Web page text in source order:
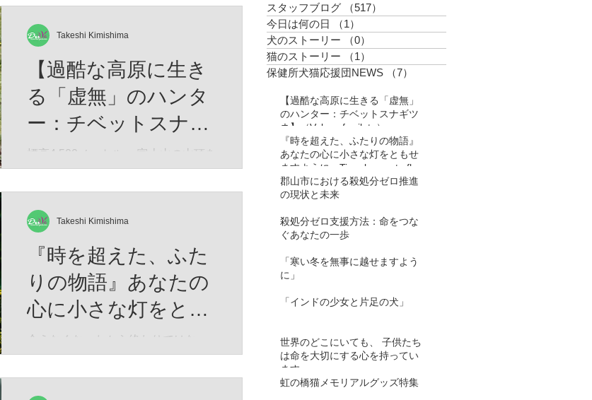
【過酷な高原に生き
る「虚無」のハンタ
ー：チベットスナギ
ツネ】（Vulpes
標高4,500メートル。 富士山の山頂を
遥かに超え、酸素は地表の半分、冬
むかのようなこの極限の地に、世界
かれる捕食者が生息しています。 彼
の名はチベットスナギツネ（Vulpes
ferrilata）。 チベットスナギツネ 人
間の感情をすべて削ぎ落としたかの
ようなその「虚無の眼差し」は、
SNSでユーモラスなミームとして愛
されています。しかし、この唯一無
Takeshi Kimishima
『時を超えた、ふた
りの物語』あなたの
心に小さな灯をとも
せますように。Time
began to flow again
会えなくなったから終わりではな
い。 想い続けた時間もまた、 かけが
Takeshi Kimishima
スタッフブログ （517）
今日は何の日
（1）
犬のストーリー
（0）
猫のストーリー
（1）
保健所犬猫応援団NEWS
（7）
【過酷な高原に生きる「虚無」
のハンター：チベットスナギツ
ネ】（Vulpes ferrilata）
『時を超えた、ふたりの物語』
あなたの心に小さな灯をともせ
ますように。Time began to flow
again
郡山市における殺処分ゼロ推進
の現状と未来
殺処分ゼロ支援方法：命をつな
ぐあなたの一歩
「寒い冬を無事に越せますよう
に」
「インドの少女と片足の犬」
世界のどこにいても、 子供たち
は命を大切にする心を持ってい
ます。
虹の橋猫メモリアルグッズ特集